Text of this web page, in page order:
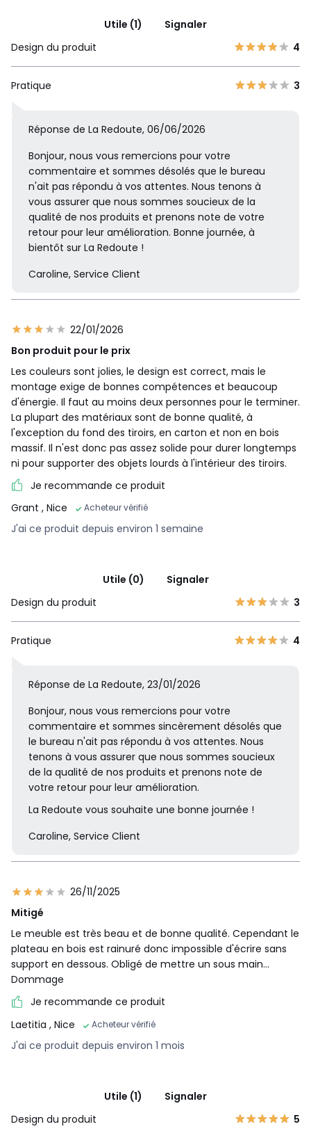
Utile (1)
Signaler
Design du produit
4
Pratique 3
Réponse de La Redoute, 06/06/2026
Bonjour, nous vous remercions pour votre
commentaire et sommes désolés que le bureau
n'ait pas répondu à vos attentes. Nous tenons à
vous assurer que nous sommes soucieux de la
qualité de nos produits et prenons note de votre
retour pour leur amélioration. Bonne journée, à
bientôt sur La Redoute !
Caroline, Service Client
22/01/2026
Bon produit pour le prix
Les couleurs sont jolies, le design est correct, mais le
montage exige de bonnes compétences et beaucoup
d'énergie. Il faut au moins deux personnes pour le terminer.
La plupart des matériaux sont de bonne qualité, à
l'exception du fond des tiroirs, en carton et non en bois
massif. Il n'est donc pas assez solide pour durer longtemps
ni pour supporter des objets lourds à l'intérieur des tiroirs.
Je recommande ce produit
Grant , Nice Acheteur vérifié
J'ai ce produit depuis environ 1 semaine
Utile (0)
Signaler
Design du produit
3
Pratique 4
Réponse de La Redoute, 23/01/2026
Bonjour, nous vous remercions pour votre
commentaire et sommes sincèrement désolés que
le bureau n'ait pas répondu à vos attentes. Nous
tenons à vous assurer que nous sommes soucieux
de la qualité de nos produits et prenons note de
votre retour pour leur amélioration.
La Redoute vous souhaite une bonne journée !
Caroline, Service Client
26/11/2025
Mitigé
Le meuble est très beau et de bonne qualité. Cependant le
plateau en bois est rainuré donc impossible d'écrire sans
support en dessous. Obligé de mettre un sous main...
Dommage
Je recommande ce produit
Laetitia , Nice Acheteur vérifié
J'ai ce produit depuis environ 1 mois
Utile (1)
Signaler
Design du produit
5